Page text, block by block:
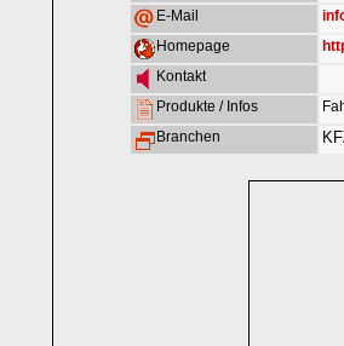
E-Mail
Homepage
Kontakt
Produkte / Infos
Branchen